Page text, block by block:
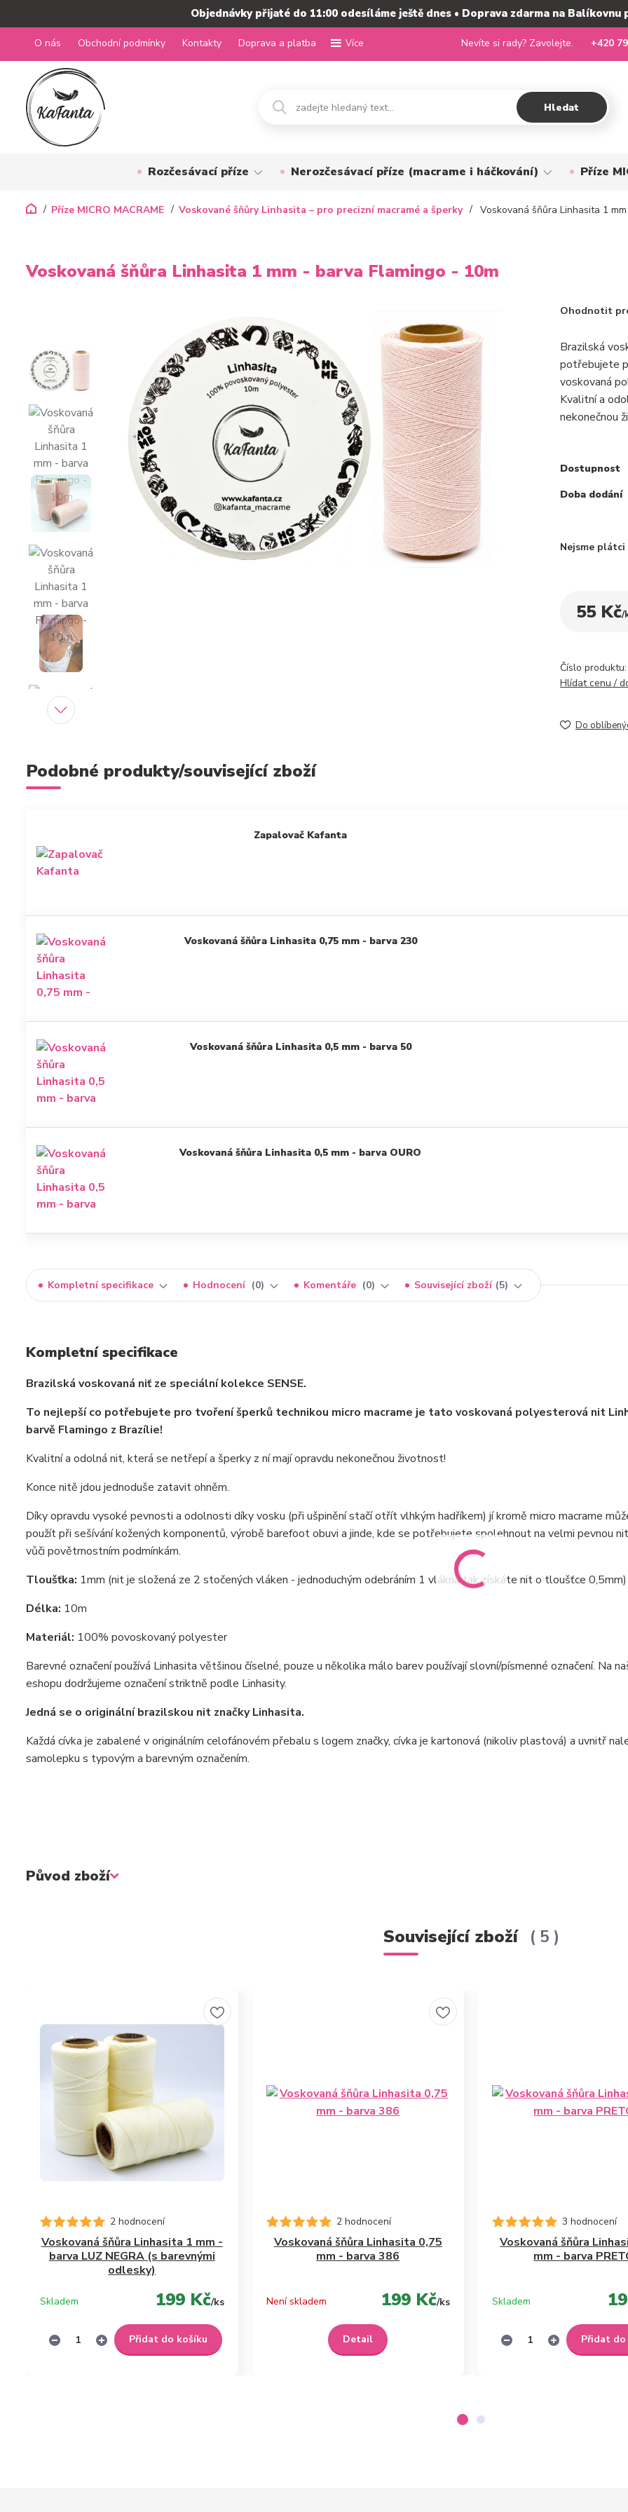
Objednávky přijaté do 11:00 odesíláme ještě dnes • Doprava zdarma na Balíkovnu
O nás Obchodní podmínky Kontakty Doprava a platba Více
Hledat
Nevíte si rady? Zavolejte. +420
Rozčesávací příze Nerozčesávací příze (macrame i háčkování) Příze
Příze MICRO MACRAME Voskované šňůry Linhasita – pro precizní macramé a šperky Voskovaná šňůra Linhasita 1
Voskovaná šňůra Linhasita 1 mm - barva Flamingo - 10m
Ohodnotit
Brazilská
potřebujete
voskovaná
Kvalitní a
nekonečnou
Dostupnost
Doba dodání
Nejsme plátci
55 Kč/
Číslo produktu:
Hlídat cenu /
Do
Podobné produkty/související zboží
Zapalovač Kafanta
Voskovaná šňůra Linhasita 0,75 mm - barva 230
Voskovaná šňůra Linhasita 0,5 mm - barva 50
Voskovaná šňůra Linhasita 0,5 mm - barva OURO
Kompletní specifikace Hodnocení 0 Komentáře 0 Související zboží 5
Kompletní specifikace
Brazilská voskovaná niť ze speciální kolekce SENSE.
To nejlepší co potřebujete pro tvoření šperků technikou micro macrame je tato voskovaná polyesterová nit
barvě Flamingo z Brazílie!
Kvalitní a odolná nit, která se netřepí a šperky z ní mají opravdu nekonečnou životnost!
Konce nitě jdou jednoduše zatavit ohněm.
Díky opravdu vysoké pevnosti a odolnosti díky vosku (při ušpinění stačí otřít vlhkým hadříkem) jí kromě micro macrame
použít při sešívání kožených komponentů, výrobě barefoot obuvi a jinde, kde se potřebujete spolehnout na velmi pevnou
vůči povětrnostním podmínkám.
Tloušťka: 1mm (nit je složená ze 2 stočených vláken - jednoduchým odebráním 1 vlákna tak získáte nit o tloušťce 0,5mm)
Délka: 10m
Materiál: 100% povoskovaný polyester
Barevné označení používá Linhasita většinou číselné, pouze u několika málo barev používají slovní/písmenné označení. Na
eshopu dodržujeme označení striktně podle Linhasity.
Jedná se o originální brazilskou nit značky Linhasita.
Každá cívka je zabalené v originálním celofánovém přebalu s logem značky, cívka je kartonová (nikoliv plastová) a uvnitř
samolepku s typovým a barevným označením.
Původ zboží
Související zboží 5
2 hodnocení
Voskovaná šňůra Linhasita 1 mm -
barva LUZ NEGRA (s barevnými
odlesky)
199 Kč/ks
Skladem
Přidat do košíku
2 hodnocení
Voskovaná šňůra Linhasita 0,75
mm - barva 386
199 Kč/ks
Není skladem
Detail
3 hodnocení
Voskovaná šňůra
mm - barva
Skladem
Přidat do